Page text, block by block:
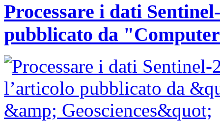
Processare i dati
pubblicato da